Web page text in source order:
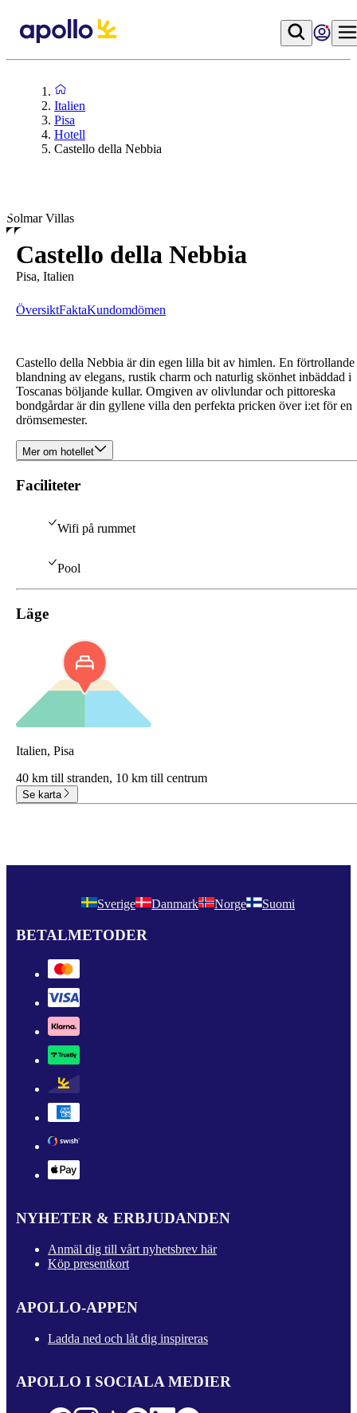
Italien
Pisa
Hotell
Castello della Nebbia
Solmar Villas
Castello della Nebbia
Pisa, Italien
ÖversiktFaktaKundomdömen
Castello della Nebbia är din egen lilla bit av himlen. En förtrollande
blandning av elegans, rustik charm och naturlig skönhet inbäddad i
Toscanas böljande kullar. Omgiven av olivlundar och pittoreska
bondgårdar är din gyllene villa den perfekta pricken över i:et för en
drömsemester.
Mer om hotellet
Faciliteter
Wifi på rummet
Pool
Läge
Italien, Pisa
40 km till stranden, 10 km till centrum
Se karta
Sverige Danmark Norge Suomi
BETALMETODER
NYHETER & ERBJUDANDEN
Anmäl dig till vårt nyhetsbrev här
Köp presentkort
APOLLO-APPEN
Ladda ned och låt dig inspireras
APOLLO I SOCIALA MEDIER